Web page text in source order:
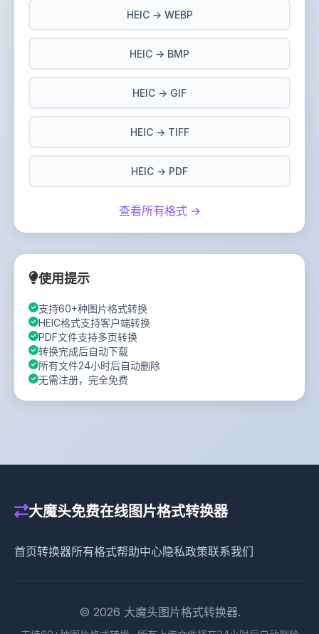
HEIC → WEBP
HEIC → BMP
HEIC → GIF
HEIC → TIFF
HEIC → PDF
查看所有格式 →
使用提示
支持60+种图片格式转换
HEIC格式支持客户端转换
PDF文件支持多页转换
转换完成后自动下载
所有文件24小时后自动删除
无需注册，完全免费
大魔头免费在线图片格式转换器
首页转换器所有格式帮助中心隐私政策联系我们
© 2026 大魔头图片格式转换器.